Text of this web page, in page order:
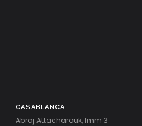
CASABLANCA
Abraj Attacharouk, Imm 3